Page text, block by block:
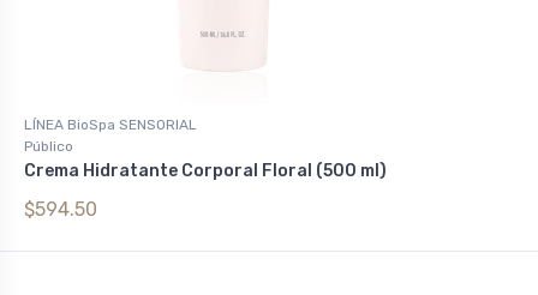
LÍNEA BioSpa SENSORIAL
Público
Crema Hidratante Corporal Floral (500 ml)
$594.50